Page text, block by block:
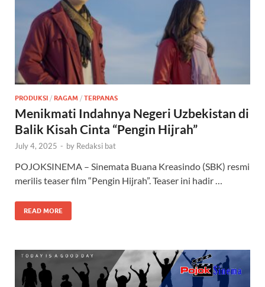
PRODUKSI / RAGAM / TERPANAS
Menikmati Indahnya Negeri Uzbekistan di
Balik Kisah Cinta “Pengin Hijrah”
July 4, 2025 - by Redaksi bat
POJOKSINEMA – Sinemata Buana Kreasindo (SBK) resmi
merilis teaser film “Pengin Hijrah”. Teaser ini hadir …
READ MORE